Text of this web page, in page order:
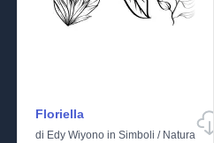
Floriella
di Edy Wiyono in Simboli / Natura